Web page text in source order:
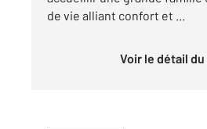
de vie alliant confort et ...
Voir le détail